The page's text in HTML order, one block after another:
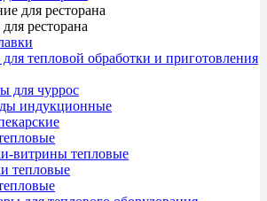
для ресторана
ресторана
тепловой обработки и приготовления
для чуррос
индукционные
витрины тепловые
тепловые